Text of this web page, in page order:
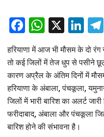
Facebook
X
हरियाणा में आज भी मौसम के दो
तो कई जिलों में तेज धुप से पसीने
कारण अप्रैल के अंतिम दिनों में
हरियाणा के अंबाला, पंचकूला,
जिलों में भारी बारिश का अलर्ट
फरीदाबाद, अंबाला और पंचकूला
बारिश होने की संभावना है।